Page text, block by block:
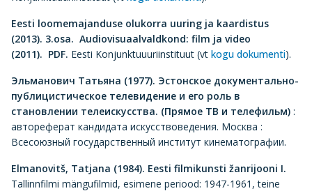
Eesti loomemajanduse olukorra uuring ja kaardistus
(2013). 3.osa. Audiovisuaalvaldkond: film ja video
(2011). PDF. Eesti Konjunktuuuriinstituut (vt kogu dokumenti).
Эльманович Татьяна (1977). Эстонское документально-
публицистическое телевидение и его роль в
становлении телеискусства. (Прямое ТВ и телефильм) :
автореферат кандидата искусствоведения. Москва :
Всесоюзный государственный институт кинематографии.
Elmanovitš, Tatjana (1984). Eesti filmikunsti žanrijooni I.
Tallinnfilmi mängufilmid, esimene periood: 1947-1961, teine